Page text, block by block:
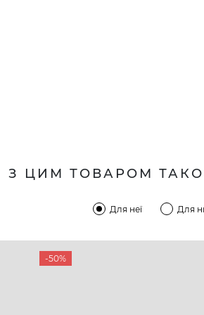
З ЦИМ ТОВАРОМ
Для неї Для
-50%